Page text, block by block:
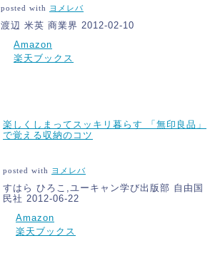
posted with ヨメレバ
渡辺 米英 商業界 2012-02-10
Amazon
楽天ブックス
楽しくしまってスッキリ暮らす 「無印良品」
で覚える収納のコツ
posted with ヨメレバ
すはら ひろこ,ユーキャン学び出版部 自由国
民社 2012-06-22
Amazon
楽天ブックス